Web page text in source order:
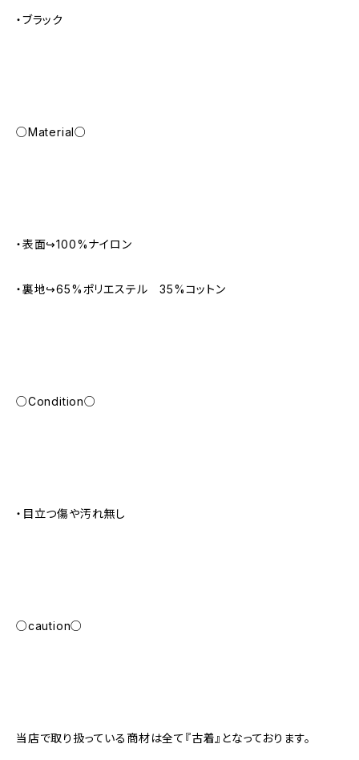
・ブラック
○Material○
・表面↪︎100%ナイロン
・裏地↪︎65%ポリエステル 35%コットン
○Condition○
・目立つ傷や汚れ無し
○caution○
当店で取り扱っている商材は全て『古着』となっております。